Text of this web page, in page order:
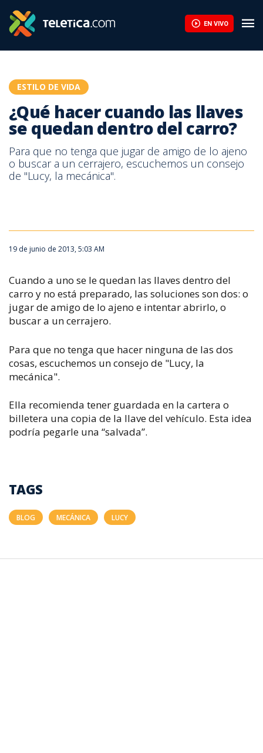
EN VIVO
ESTILO DE VIDA
¿Qué hacer cuando las llaves
se quedan dentro del carro?
Para que no tenga que jugar de amigo de lo ajeno
o buscar a un cerrajero, escuchemos un consejo
de "Lucy, la mecánica".
19 de junio de 2013, 5:03 AM
Cuando a uno se le quedan las llaves dentro del
carro y no está preparado, las soluciones son dos: o
jugar de amigo de lo ajeno e intentar abrirlo, o
buscar a un cerrajero.
Para que no tenga que hacer ninguna de las dos
cosas, escuchemos un consejo de "Lucy, la
mecánica".
Ella recomienda tener guardada en la cartera o
billetera una copia de la llave del vehículo. Esta idea
podría pegarle una “salvada”.
TAGS
BLOG MECÁNICA LUCY